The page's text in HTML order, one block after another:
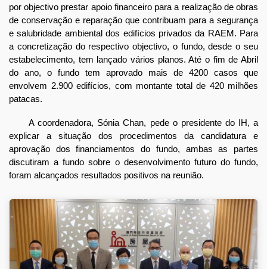
por objectivo prestar apoio financeiro para a realização de obras
de conservação e reparação que contribuam para a segurança
e salubridade ambiental dos edifícios privados da RAEM. Para
a concretização do respectivo objectivo, o fundo, desde o seu
estabelecimento, tem lançado vários planos. Até o fim de Abril
do ano, o fundo tem aprovado mais de 4200 casos que
envolvem 2.900 edifícios, com montante total de 420 milhões
patacas.
A coordenadora, Sónia Chan, pede o presidente do IH, a
explicar a situação dos procedimentos da candidatura e
aprovação dos financiamentos do fundo, ambas as partes
discutiram a fundo sobre o desenvolvimento futuro do fundo,
foram alcançados resultados positivos na reunião.